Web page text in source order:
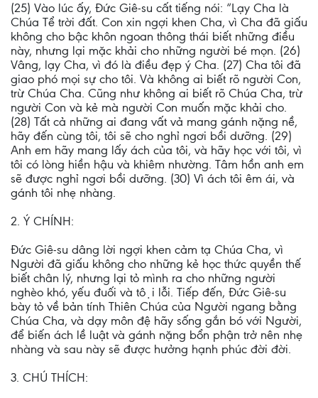
(25) Vào lúc ấy, Đức Giê-su cất tiếng nói: “Lạy Cha là
Chúa Tể trời đất. Con xin ngợi khen Cha, vì Cha đã giấu
không cho bậc khôn ngoan thông thái biết những điều
này, nhưng lại mặc khải cho những người bé mọn. (26)
Vâng, lạy Cha, vì đó là điều đẹp ý Cha. (27) Cha tôi đã
giao phó mọi sự cho tôi. Và không ai biết rõ người Con,
trừ Chúa Cha. Cũng như không ai biết rõ Chúa Cha, trừ
người Con và kẻ mà người Con muốn mặc khải cho.
(28) Tất cả những ai đang vất vả mang gánh nặng nề,
hãy đến cùng tôi, tôi sẽ cho nghỉ ngơi bồi dưỡng. (29)
Anh em hãy mang lấy ách của tôi, và hãy học với tôi, vì
tôi có lòng hiền hậu và khiêm nhường. Tâm hồn anh em
sẽ được nghỉ ngơi bồi dưỡng. (30) Vì ách tôi êm ái, và
gánh tôi nhẹ nhàng.
2. Ý CHÍNH:
Đức Giê-su dâng lời ngợi khen cảm tạ Chúa Cha, vì
Người đã giấu không cho những kẻ học thức quyền thế
biết chân lý, nhưng lại tỏ mình ra cho những người
nghèo khó, yếu đuối và tội lỗi. Tiếp đến, Đức Giê-su
bày tỏ về bản tính Thiên Chúa của Người ngang bằng
Chúa Cha, và dạy môn đệ hãy sống gắn bó với Người,
để biến ách lề luật và gánh nặng bổn phận trở nên nhẹ
nhàng và sau này sẽ được hưởng hạnh phúc đời đời.
3. CHÚ THÍCH: